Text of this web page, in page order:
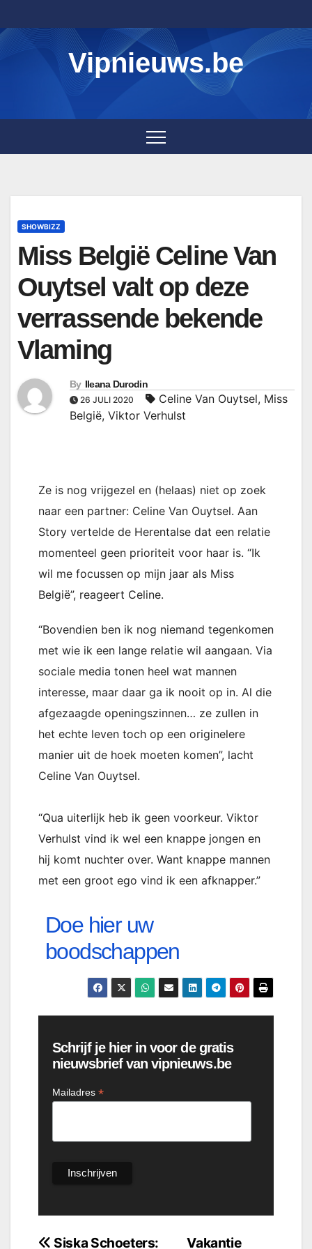
to
content
Vipnieuws.be
SHOWBIZZ
Miss België Celine Van
Ouytsel valt op deze
verrassende bekende
Vlaming
By Ileana Durodin
26 JULI 2020 Celine Van Ouytsel, Miss
België, Viktor Verhulst
Ze is nog vrijgezel en (helaas) niet op zoek
naar een partner: Celine Van Ouytsel. Aan
Story vertelde de Herentalse dat een relatie
momenteel geen prioriteit voor haar is. “Ik
wil me focussen op mijn jaar als Miss
België”, reageert Celine.
“Bovendien ben ik nog niemand tegenkomen
met wie ik een lange relatie wil aangaan. Via
sociale media tonen heel wat mannen
interesse, maar daar ga ik nooit op in. Al die
afgezaagde openingszinnen… ze zullen in
het echte leven toch op een originelere
manier uit de hoek moeten komen”, lacht
Celine Van Ouytsel.
“Qua uiterlijk heb ik geen voorkeur. Viktor
Verhulst vind ik wel een knappe jongen en
hij komt nuchter over. Want knappe mannen
met een groot ego vind ik een afknapper.”
Doe hier uw
boodschappen
Schrijf je hier in voor de gratis
nieuwsbrief van vipnieuws.be
Mailadres *
Vakantie
Siska Schoeters: